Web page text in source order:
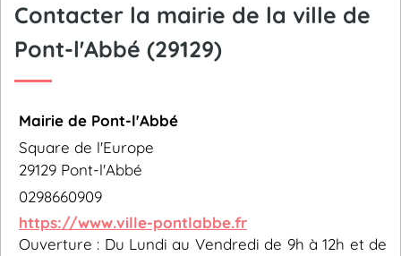
Contacter la mairie de la ville de
Pont-l'Abbé (29129)
Mairie de Pont-l'Abbé
Square de l'Europe
29129 Pont-l'Abbé
0298660909
https://www.ville-pontlabbe.fr
Ouverture : Du Lundi au Vendredi de 9h à 12h et de